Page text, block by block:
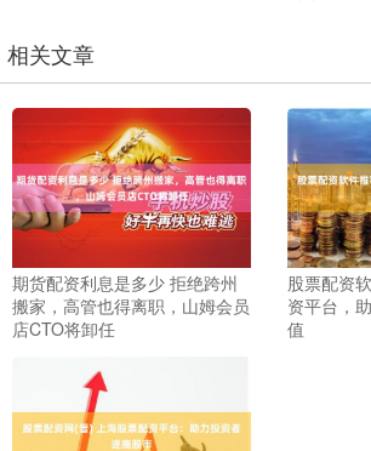
相关文章
期货配资利息是多少 拒绝跨州
搬家，高管也得离职，山姆会员
店CTO将卸任
股票配资
资平台，
值